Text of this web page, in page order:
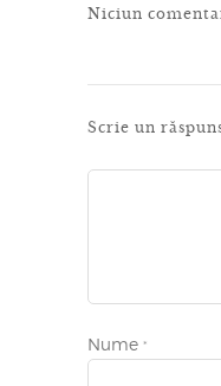
Niciun
Scrie un
Nume *